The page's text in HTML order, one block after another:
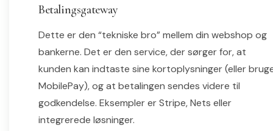
Betalingsgateway
Dette er den “tekniske bro” mellem din webshop og
bankerne. Det er den service, der sørger for, at
kunden kan indtaste sine kortoplysninger (eller
MobilePay), og at betalingen sendes videre til
godkendelse. Eksempler er Stripe, Nets eller
integrerede løsninger.